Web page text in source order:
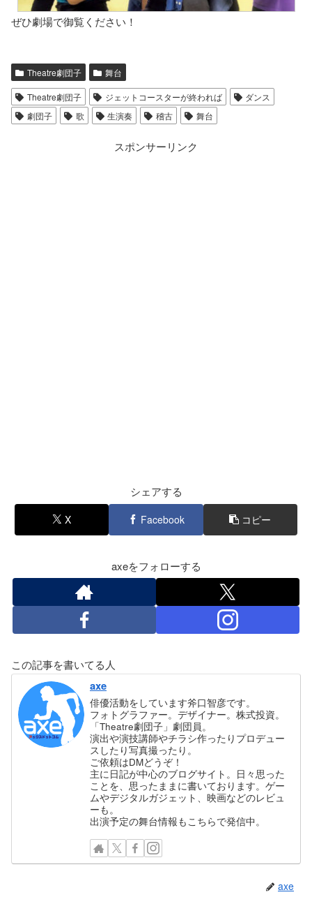
ぜひ劇場で御覧ください！
Theatre劇団子 舞台
Theatre劇団子 ジェットコースターが終われば
ダンス
劇団子
歌 生演奏 稽古 舞台
スポンサーリンク
シェアする
X Facebook コピー
axeをフォローする
この記事を書いてる人
axe
俳優活動をしています斧口智彦です。
フォトグラファー。デザイナー。株式投資。
「Theatre劇団子」劇団員。
演出や演技講師やチラシ作ったりプロデュー
スしたり写真撮ったり。
ご依頼はDMどうぞ！
主に日記が中心のブログサイト。日々思った
ことを、思ったままに書いております。ゲー
ムやデジタルガジェット、映画などのレビュ
ーも。
出演予定の舞台情報もこちらで発信中。
axe